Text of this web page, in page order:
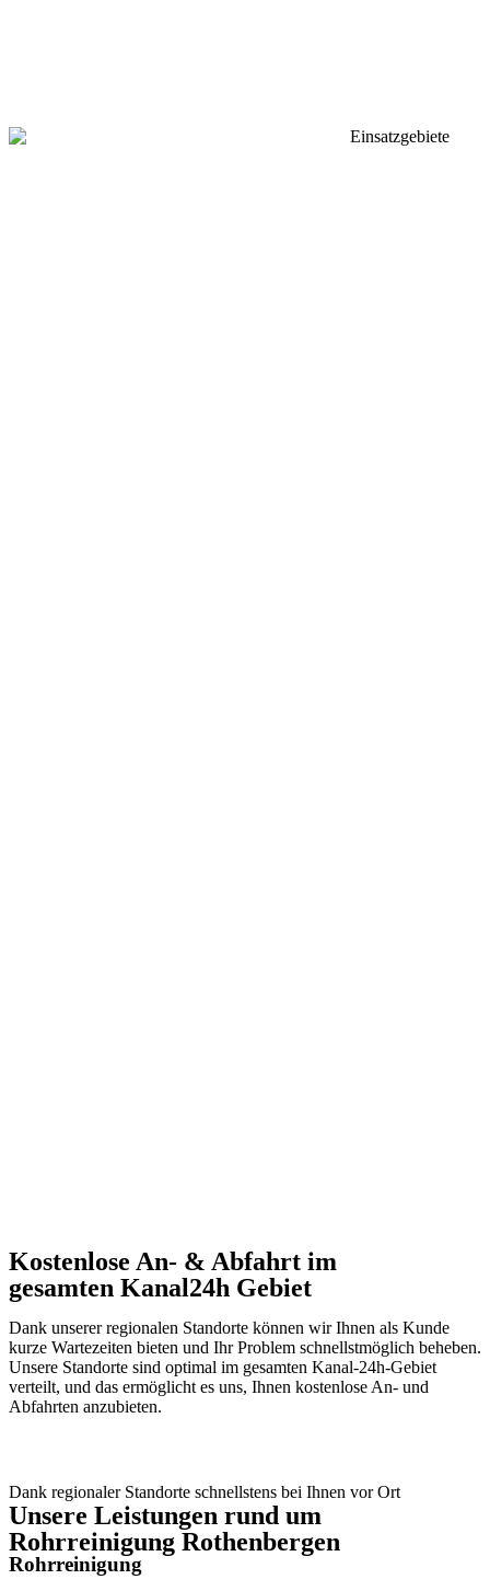
Kostenlose An- & Abfahrt im
gesamten Kanal24h Gebiet
Dank unserer regionalen Standorte können wir Ihnen als Kunde
kurze Wartezeiten bieten und Ihr Problem schnellstmöglich beheben.
Unsere Standorte sind optimal im gesamten Kanal-24h-Gebiet
verteilt, und das ermöglicht es uns, Ihnen kostenlose An- und
Abfahrten anzubieten.
Dank regionaler Standorte schnellstens bei Ihnen vor Ort
Unsere Leistungen rund um
Rohrreinigung Rothenbergen
Rohrreinigung